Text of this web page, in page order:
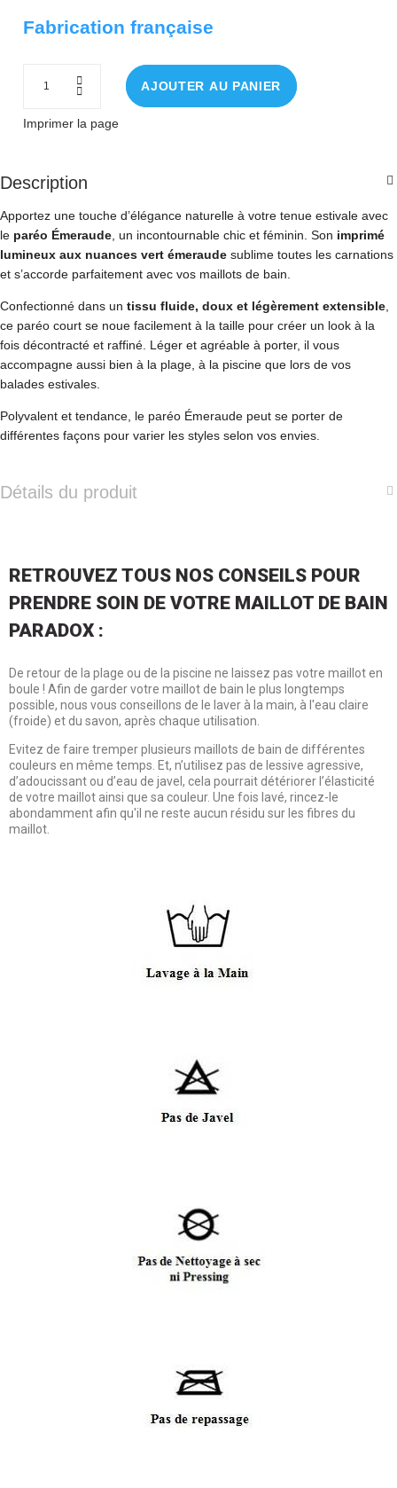
Fabrication française
AJOUTER AU PANIER
Imprimer la page
Description
Apportez une touche d’élégance naturelle à votre tenue estivale avec
le paréo Émeraude , un incontournable chic et féminin. Son imprimé
lumineux aux nuances vert émeraude sublime toutes les carnations
et s’accorde parfaitement avec vos maillots de bain.
Confectionné dans un tissu fluide, doux et légèrement extensible
ce paréo court se noue facilement à la taille pour créer un look à la
fois décontracté et raffiné. Léger et agréable à porter, il vous
accompagne aussi bien à la plage, à la piscine que lors de vos
balades estivales.
Polyvalent et tendance, le paréo Émeraude peut se porter de
différentes façons pour varier les styles selon vos envies.
Détails du produit
RETROUVEZ TOUS NOS CONSEILS POUR
PRENDRE SOIN DE VOTRE MAILLOT DE BAIN
PARADOX :
De retour de la plage ou de la piscine ne laissez pas votre maillot en
boule ! Afin de garder votre maillot de bain le plus longtemps
possible, nous vous conseillons de le laver à la main, à l'eau claire
(froide) et du savon, après chaque utilisation.
Evitez de faire tremper plusieurs maillots de bain de différentes
couleurs en même temps. Et, n’utilisez pas de lessive agressive,
d’adoucissant ou d’eau de javel, cela pourrait détériorer l’élasticité
de votre maillot ainsi que sa couleur. Une fois lavé, rincez-le
abondamment afin qu'il ne reste aucun résidu sur les fibres du
maillot.